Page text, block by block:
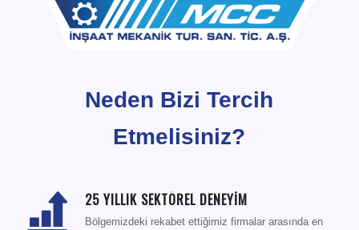
Neden Bizi Tercih
Etmelisiniz?
25 YILLIK SEKTÖREL DENEYİM
Bölgemizdeki rekabet ettiğimiz firmalar arasında en